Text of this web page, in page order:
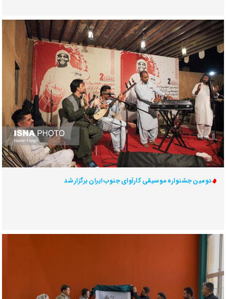
دومین جشنواره موسیقی کارآوای جنوب ایران برگزار شد